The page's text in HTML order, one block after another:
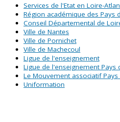
Services de l'Etat en Loire-
Région académique des Pays
Conseil Départemental de
Ville de Nantes
Ville de Pornichet
Ville de Machecoul
Ligue de l'enseignement
Ligue de l'enseignement Pays
Le Mouvement associatif
Uniformation